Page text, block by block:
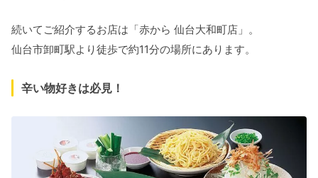
続いてご紹介するお店は「赤から 仙台大和町店」。
仙台市卸町駅より徒歩で約11分の場所にあります。
辛い物好きは必見！